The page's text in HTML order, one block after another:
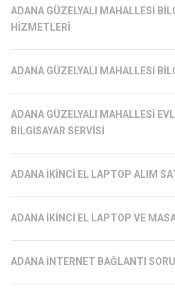
ADANA GÜZELYALI MAHALLESI
HIZMETLERI
ADANA GÜZELYALI MAHALLESI
ADANA GÜZELYALI MAHALLESI
BILGISAYAR SERVISI
ADANA İKINCI EL LAPTOP ALIM
ADANA İKINCI EL LAPTOP VE
ADANA İNTERNET BAĞLANTI